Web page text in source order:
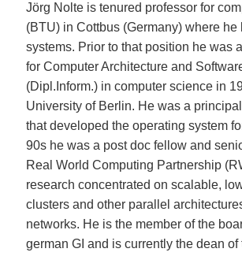
Jörg Nolte is tenured professor for
(BTU) in Cottbus (Germany) where
systems. Prior to that position he was
for Computer Architecture and
(Dipl.Inform.) in computer science in
University of Berlin. He was a
that developed the operating system
90s he was a post doc fellow and
Real World Computing Partnership
research concentrated on scalable,
clusters and other parallel
networks. He is the member of the
german GI and is currently the dean